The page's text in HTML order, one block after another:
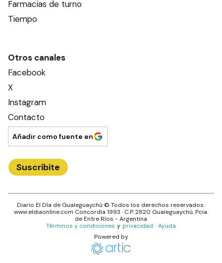
Farmacias de turno
Tiempo
Otros canales
Facebook
X
Instagram
Contacto
Añadir como fuente en
Suscribite
Diario El Día de Gualeguaychú © Todos los derechos reservados.·
www.eldiaonline.com Concordia 1993 · C.P.2820 Gualeguaychú, Pcia.
deEntre Ríos - Argentina
Términos y condiciones y privacidad · Ayuda
Powered by